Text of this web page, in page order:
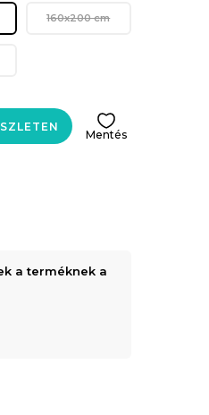
160x200 cm
Mentés
a terméknek a